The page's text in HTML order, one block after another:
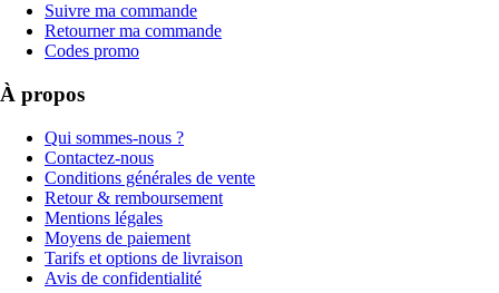
Suivre ma commande
Retourner ma commande
Codes promo
À propos
Qui sommes-nous ?
Contactez-nous
Conditions générales de vente
Retour & remboursement
Mentions légales
Moyens de paiement
Tarifs et options de livraison
Avis de confidentialité